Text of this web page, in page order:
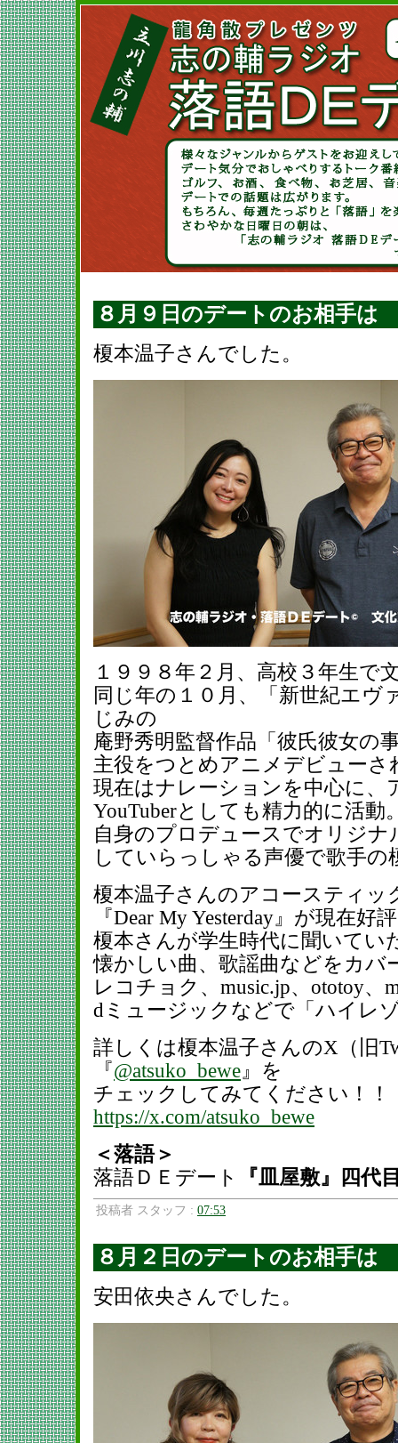
８月９日のデートのお相手は
榎本温子さんでした。
１９９８年２月、高校３年生で
同じ年の１０月、「新世紀エヴ
じみの
庵野秀明監督作品「彼氏彼女の
主役をつとめアニメデビューさ
現在はナレーションを中心に、
YouTuberとしても精力的に活動
自身のプロデュースでオリジナ
していらっしゃる声優で歌手の
榎本温子さんのアコースティッ
『Dear My Yesterday』が現在好
榎本さんが学生時代に聞いてい
懐かしい曲、歌謡曲などをカバ
レコチョク、music.jp、ototoy、
dミュージックなどで「ハイレ
詳しくは榎本温子さんのX（旧
『@atsuko_bewe』を
チェックしてみてください！！
https://x.com/atsuko_bewe
＜落語＞
落語ＤＥデート
『皿屋敷』四
投稿者 スタッフ : 07:53
８月２日のデートのお相手は
安田依央さんでした。